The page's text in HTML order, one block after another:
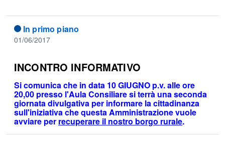
In primo piano
01/06/2017
INCONTRO INFORMATIVO
Si comunica che in data 10 GIUGNO p.v. alle ore
20,00 presso l'Aula Consiliare si terrà una seconda
giornata divulgativa per informare la cittadinanza
sull'iniziativa che questa Amministrazione vuole
avviare per recuperare il nostro borgo rurale.